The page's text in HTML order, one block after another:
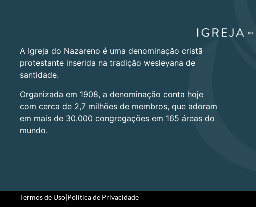
A Igreja do Nazareno é uma denominação cristã
protestante inserida na tradição wesleyana de
santidade.
Organizada em 1908, a denominação conta hoje
com cerca de 2,7 milhões de membros, que adoram
em mais de 30.000 congregações em 165 áreas do
mundo.
Termos de Uso|Política de Privacidade